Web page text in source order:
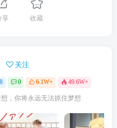
享 收藏
关注
0 6.1W+ 49.6W+
，你将永远无法抓住梦想